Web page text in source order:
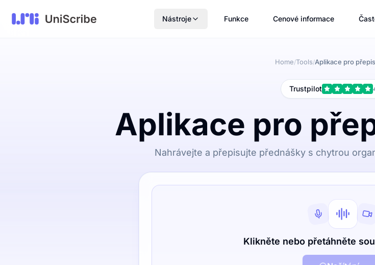
Nástroje Funkce Cenové informace
Home/Tools/Aplikace pro
Trustpilot
Aplikace pro
Nahrávejte a přepisujte přednášky s chytrou
Klikněte nebo přetáhněte